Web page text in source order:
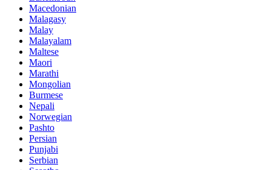
Macedonian
Malagasy
Malay
Malayalam
Maltese
Maori
Marathi
Mongolian
Burmese
Nepali
Norwegian
Pashto
Persian
Punjabi
Serbian